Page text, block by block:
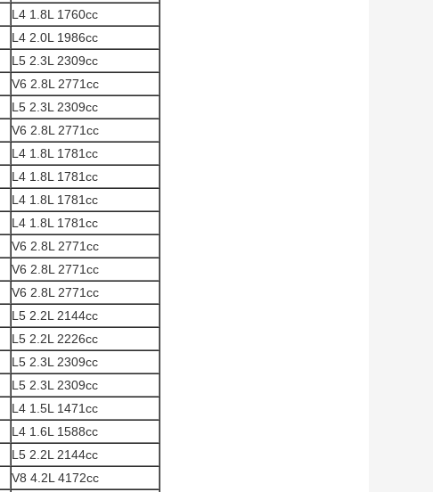
L4 1.8L 1760cc
L4 2.0L 1986cc
L5 2.3L 2309cc
V6 2.8L 2771cc
L5 2.3L 2309cc
V6 2.8L 2771cc
L4 1.8L 1781cc
L4 1.8L 1781cc
L4 1.8L 1781cc
L4 1.8L 1781cc
V6 2.8L 2771cc
V6 2.8L 2771cc
V6 2.8L 2771cc
L5 2.2L 2144cc
L5 2.2L 2226cc
L5 2.3L 2309cc
L5 2.3L 2309cc
L4 1.5L 1471cc
L4 1.6L 1588cc
L5 2.2L 2144cc
V8 4.2L 4172cc